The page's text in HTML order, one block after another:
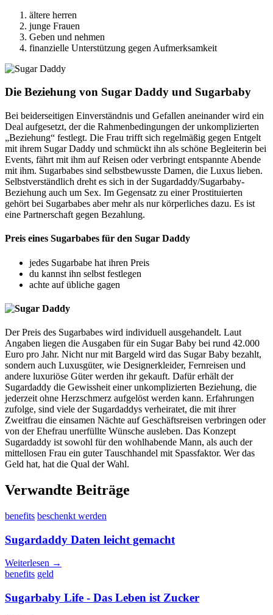
ältere herren
junge Frauen
Geben und nehmen
finanzielle Unterstützung gegen Aufmerksamkeit
Die Beziehung von Sugar Daddy und Sugarbaby
Bei beiderseitigen Einverständnis und Gefallen aneinander wird ein
Deal aufgesetzt, der die Rahmenbedingungen der unkomplizierten
„Beziehung“ festlegt. Die Frau trifft sich regelmäßig gegen Entgelt
mit ihrem Sugar Daddy und schmückt ihn als schöne Begleiterin bei
Events, fährt mit ihm auf Reisen oder verbringt entspannte Abende
mit ihm. Sugarbabes sind selbstbewusste Damen, die Luxus lieben.
Selbstverständlich dreht es sich in der Sugardaddy/Sugarbaby-
Beziehung auch um Sex. Im Gegensatz zu einer Prostituierten
gehört bei Sugarbabes aber mehr als nur körperliches dazu. Es ist
eine Partnerschaft gegen Bezahlung.
Preis eines Sugarbabes für den Sugar Daddy
jedes Sugarbabe hat ihren Preis
du kannst ihn selbst festlegen
achte auf übliche gagen
Der Preis des Sugarbabes wird individuell ausgehandelt. Laut
Angaben liegen die Ausgaben für ein Sugar Baby bei rund 42.000
Euro pro Jahr. Nicht nur mit Bargeld wird das Sugar Baby bezahlt,
sondern auch Luxusgüter, wie Designerkleider, Fernreisen und
andere luxuriöse Güter werden ihr gekauft. Dafür erhält der
Sugardaddy die Gewissheit einer unkomplizierten Beziehung, die
jederzeit ohne Herzschmerz aufgelöst werden kann. Erfahrungen
zufolge, sind viele der Sugardaddys verheiratet, die mit ihrer
Zweitfrau die einsamen Nächte auf Geschäftsreisen verbringen oder
von der Ehefrau unerfüllte Wünsche ausleben. Das Konzept
Sugardaddy ist sowohl für den wohlhabende Mann, als auch der
mittellosen Frau ein guter Tauschhandel mit Spassfaktor. Wer das
Geld hat, hat die Qual der Wahl.
Verwandte Beiträge
benefits beschenkt werden
Sugardaddy Daten leicht gemacht
Weiterlesen →
benefits geld
Sugarbaby Life - Das Leben ist Zucker